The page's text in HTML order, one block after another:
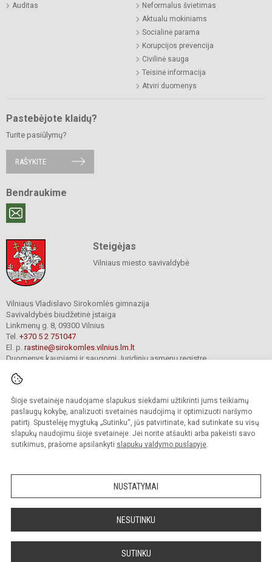
Šioje svetainėje naudojame slapukus siekdami užtikrinti jums teikiamų
paslaugų kokybę, analizuoti svetainės naudojimą ir optimizuoti naršymo
patirtį. Spustelėję mygtuką „Sutinku“, jūs patvirtinate, kad sutinkate su visų
slapukų naudojimu šioje svetainėje. Jei norite atšaukti arba pakeisti savo
sutikimus, prašome apsilankyti slapukų valdymo puslapyje.
NUSTATYMAI
NESUTINKU
SUTINKU
Auditas
Neformalus švietimas
Aktualu mokiniams
Socialinė parama
Korupcijos prevencija
Civilinė sauga
Teisinė informacija
Atviri duomenys
Pastebėjote klaidų?
Turite pasiūlymų?
RAŠYKITE
Bendraukime
Steigėjas
Vilniaus miesto savivaldybė
Vilniaus Vladislavo Sirokomlės gimnazija
Savivaldybės biudžetinė įstaiga
Linkmenų g. 8, 09300 Vilnius
Tel. +370 5 2 751047
El. p. rastine@sirokomles.vilnius.lm.lt
Duomenys kaupiami ir saugomi Juridinių asmenų registre
© 2020. Vilniaus Vladislavo Sirokomlės gimnazija. Visos teisės saugomos.
Kopijuoti turinį be raštiško gimnazijos sutikimo griežtai draudžiama.
Versija neįgaliesiems Slapukų valdymas